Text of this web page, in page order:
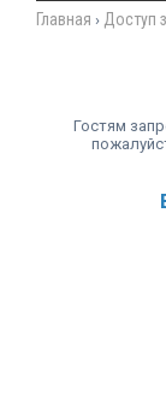
Главная › Доступ
Гостям